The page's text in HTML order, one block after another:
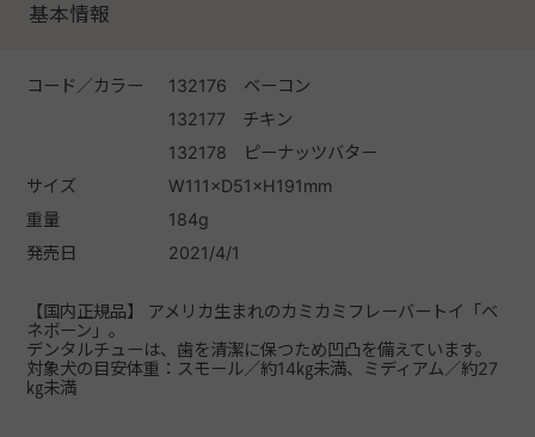
基本情報
コード／カラー
132176 ベーコン
132177 チキン
132178 ピーナッツバター
サイズ
W111×D51×H191mm
重量
184g
発売日
2021/4/1
【国内正規品】 アメリカ生まれのカミカミフレーバートイ「ベ
ネボーン」。
デンタルチューは、歯を清潔に保つため凹凸を備えています。
対象犬の目安体重：スモール／約14㎏未満、ミディアム／約27
㎏未満